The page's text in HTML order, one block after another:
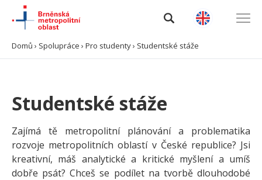
Domů › Spolupráce › Pro studenty› Studentské stáže
Studentské stáže
Zajímá tě metropolitní plánování a problematika
rozvoje metropolitních oblastí v České republice? Jsi
kreativní, máš analytické a kritické myšlení a umíš
dobře psát? Chceš se podílet na tvorbě dlouhodobé
O BMO
Data a analýzy
Výzvy